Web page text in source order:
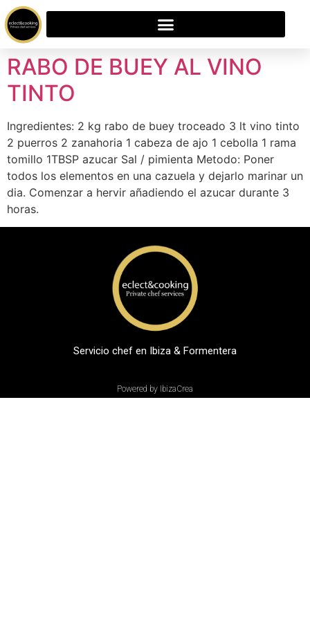
RABO DE BUEY AL VINO
TINTO
Ingredientes: 2 kg rabo de buey troceado 3 lt vino tinto
2 puerros 2 zanahoria 1 cabeza de ajo 1 cebolla 1 rama
tomillo 1TBSP azucar Sal / pimienta Metodo: Poner
todos los elementos en una cazuela y dejarlo marinar un
dia. Comenzar a hervir añadiendo el azucar durante 3
horas.
Servicio chef en Ibiza & Formentera
Powered by IbizaCrea